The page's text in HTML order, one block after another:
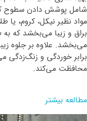
درباره ما
پروژه ها
خدمات
شامل پوشش دادن سطوح
مواد نظیر نیکل، کروم، یا
براق و زیبا می‌بخشد که
می‌بخشد. علاوه بر جلوه
برابر خوردگی و زنگ‌زدگی
محافظت می‌کند.
مطالعه بیشتر